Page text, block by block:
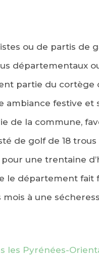
ou de partis de
départementaux
partie du cortège
ambiance festive et
de la commune,
de golf de 18 trous
une trentaine
le département fait
à une
les Pyrénées-